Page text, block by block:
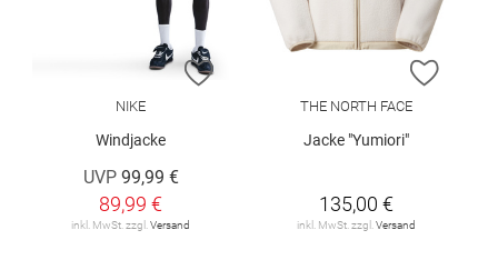
ZUR WUNSCHLISTE HINZUFÜGEN
NIKE
Windjacke
UVP 99,99 €
89,99 €
inkl. MwSt. zzgl.Versand
ZUR
THE NORTH FACE
Jacke "Yumiori"
135,00 €
inkl. MwSt. zzgl.Versand